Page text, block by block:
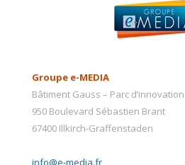
Groupe e-MEDIA
Bâtiment Gauss – Parc d’innovation
950 Boulevard Sébastien Brant
67400 Illkirch-Graffenstaden
info@e-media.fr